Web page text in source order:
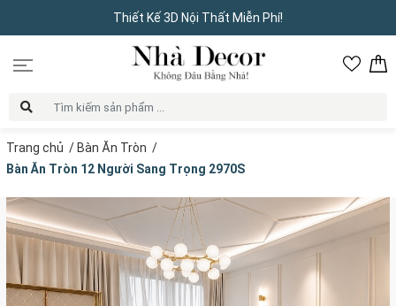
Thiết Kế 3D Nội Thất Miễn Phí!
Trang chủ / Bàn Ăn Tròn /
Bàn Ăn Tròn 12 Người Sang Trọng 2970S